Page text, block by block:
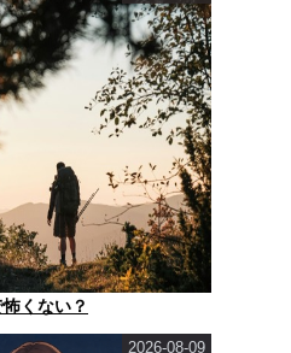
くない？
2026-08-09